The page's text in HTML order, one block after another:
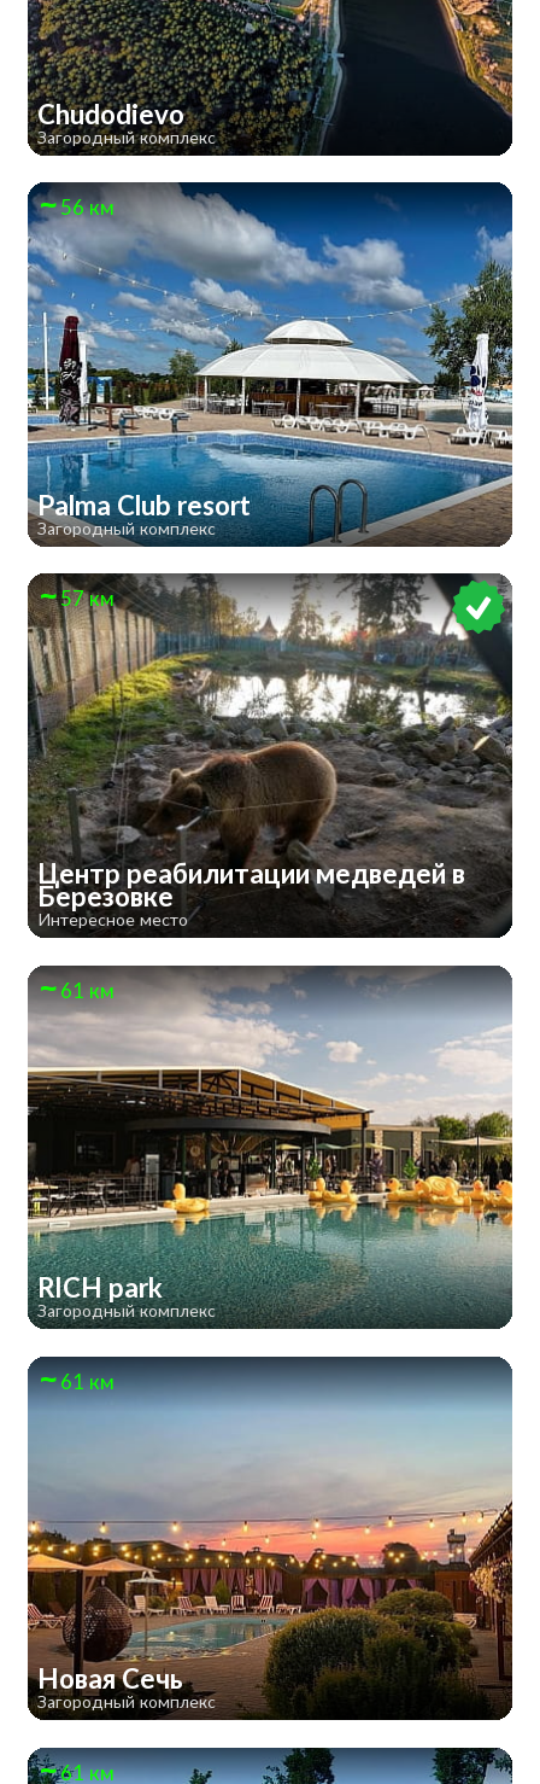
Chudodievo
Загородный комплекс
56 км
Palma Club resort
Загородный комплекс
57 км
Центр реабилитации медведей в
Березовке
Интересное место
61 км
RICH park
Загородный комплекс
61 км
Новая Сечь
Загородный комплекс
61 км